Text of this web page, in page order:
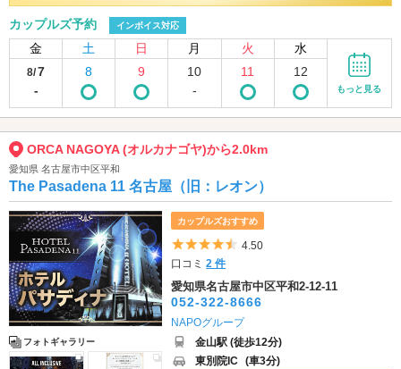
カップルズ予約 インボイス対応
金 土 日 月 火 水
8/7
-
8 9
10
-
11 12
もっと見る
ORCA NAGOYA (オルカナゴヤ)から2.0km
愛知県 名古屋市中区平和
The Pasadena 11 名古屋（旧：レオン）
フォトギャラリー
カップルズおすすめ
5つ星のうち4.5
4.50
口コミ2 件
愛知県名古屋市中区平和2-12-11
052-322-8666
NAPOグループ
金山駅 (徒歩12分)
東別院IC (車3分)